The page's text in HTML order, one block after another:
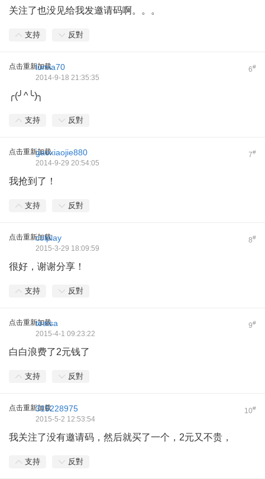
关注了也没见给我发邀请码啊。。。
支持 反對
点击重新加载 6#
lumia70
2014-9-18 21:35:35
╭(╯^╰)╮
支持 反對
点击重新加载 7#
gaoxiaojie880
2014-9-29 20:54:05
我抢到了！
支持 反對
点击重新加载 8#
colplay
2015-3-29 18:09:59
很好，谢谢分享！
支持 反對
点击重新加载 9#
testsa
2015-4-1 09:23:22
白白浪费了2元钱了
支持 反對
点击重新加载 10#
315228975
2015-5-2 12:53:54
我关注了没有邀请码，然后就买了一个，2元又不贵，
支持 反對